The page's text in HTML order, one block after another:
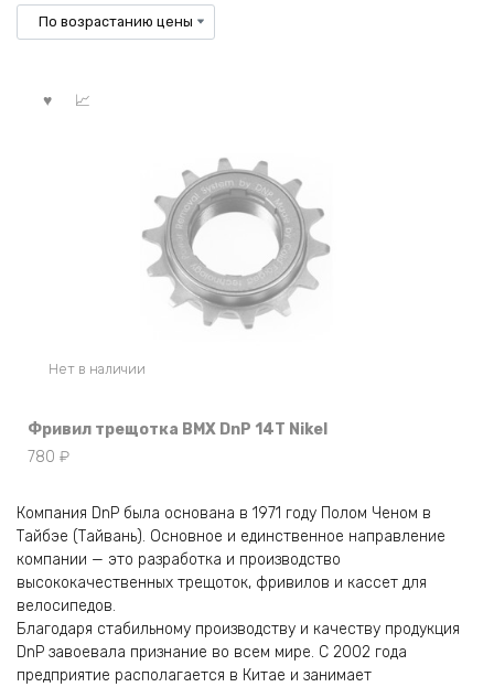
Нет в наличии
Фривил трещотка BMX DnP 14T Nikel
780 ₽
Компания DnP была основана в 1971 году Полом Ченом в
Тайбэе (Тайвань). Основное и единственное направление
компании — это разработка и производство
высококачественных трещоток, фривилов и кассет для
велосипедов.
Благодаря стабильному производству и качеству продукция
DnP завоевала признание во всем мире. С 2002 года
предприятие располагается в Китае и занимает